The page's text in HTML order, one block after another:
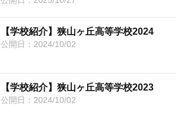
【学校紹介】狭山ヶ丘高等学校2024
公開日：2024/10/02
【学校紹介】狭山ヶ丘高等学校2023
公開日：2024/10/02